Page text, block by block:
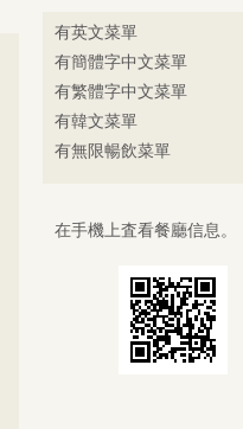
有英文菜單
有簡體字中文菜單
有繁體字中文菜單
有韓文菜單
有無限暢飲菜單
在手機上査看餐廳信息。